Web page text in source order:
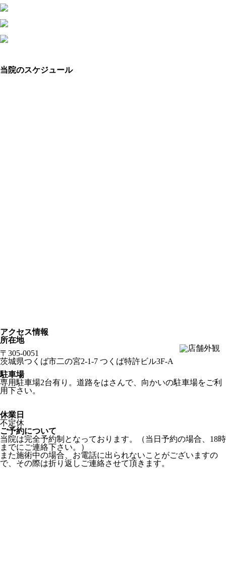
当院のスケジュール
アクセス情報
所在地
〒305-0051
茨城県つくば市二の宮2-1-7 つくば特許ビル3F-A
駐車場
専用駐車場2台有り。道路をはさんで、向かいの駐車場をご利
用下さい。
休業日
不定休
ご予約について
当院は完全予約制となっております。（当日予約の場合、18時
までにご連絡下さい。）
また施術中の場合、お電話に出られないことがございますの
で、その際は折り返しご連絡させて頂きます。